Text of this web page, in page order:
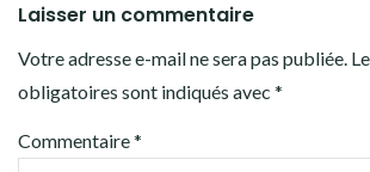
Laisser un commentaire
Votre adresse e-mail ne sera pas publiée.
obligatoires sont indiqués avec *
Commentaire*